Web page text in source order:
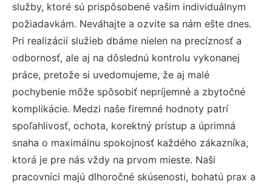
služby, ktoré sú prispôsobené vašim individuálnym
požiadavkám. Neváhajte a ozvite sa nám ešte dnes.
Pri realizácií služieb dbáme nielen na precíznosť a
odbornosť, ale aj na dôslednú kontrolu vykonanej
práce, pretože si uvedomujeme, že aj malé
pochybenie môže spôsobiť nepríjemné a zbytočné
komplikácie. Medzi naše firemné hodnoty patrí
spoľahlivosť, ochota, korektný prístup a úprimná
snaha o maximálnu spokojnosť každého zákazníka,
ktorá je pre nás vždy na prvom mieste. Naši
pracovníci majú dlhoročné skúsenosti, bohatú prax a